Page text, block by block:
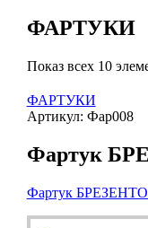
ФАРТУКИ
Показ всех 10
ФАРТУКИ
Артикул: Фар008
Фартук
Фартук